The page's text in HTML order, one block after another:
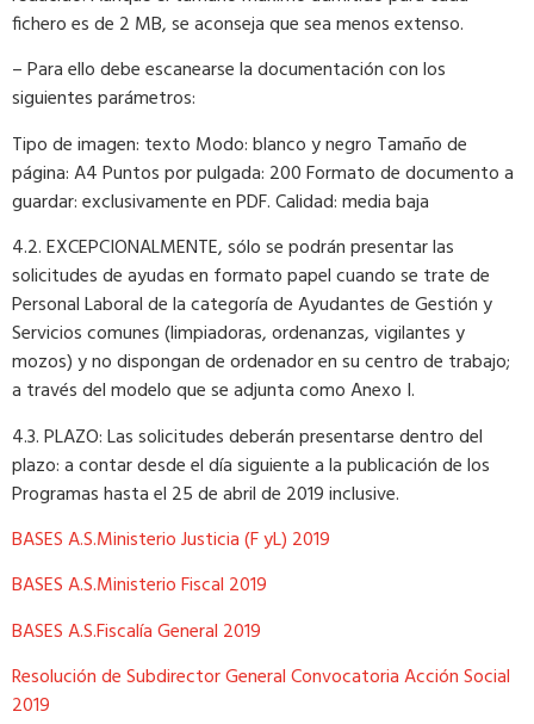
fichero es de 2 MB, se aconseja que sea menos extenso.
– Para ello debe escanearse la documentación con los
siguientes parámetros:
Tipo de imagen: texto Modo: blanco y negro Tamaño de
página: A4 Puntos por pulgada: 200 Formato de documento a
guardar: exclusivamente en PDF. Calidad: media baja
4.2. EXCEPCIONALMENTE, sólo se podrán presentar las
solicitudes de ayudas en formato papel cuando se trate de
Personal Laboral de la categoría de Ayudantes de Gestión y
Servicios comunes (limpiadoras, ordenanzas, vigilantes y
mozos) y no dispongan de ordenador en su centro de trabajo;
a través del modelo que se adjunta como Anexo I.
4.3. PLAZO: Las solicitudes deberán presentarse dentro del
plazo: a contar desde el día siguiente a la publicación de los
Programas hasta el 25 de abril de 2019 inclusive.
BASES A.S.Ministerio Justicia (F yL) 2019
BASES A.S.Ministerio Fiscal 2019
BASES A.S.Fiscalía General 2019
Resolución de Subdirector General Convocatoria Acción Social
2019